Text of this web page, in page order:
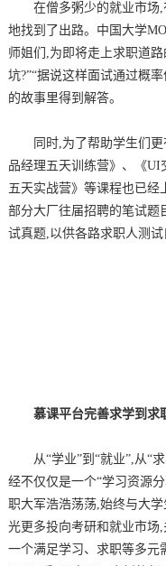
在僧多粥少的就业市场
地找到了出路。中国大学
师姐们,为即将走上求职道
坑?”“据说这样面试通过概
的故事里得到解答。
同时,为了帮助学生们
品经理五天训练营》、《UI
五天实战营》等课程也已经
部分大厂往届招聘的笔试题
试真题,以供各路求职人测试
慕课平台完善求学到求
从“学业”到“就业”,从“
经不仅仅是一个“学习资源
职大军浩浩荡荡,始终与大
光更多投向考研和就业市场
一个满足学习、求职等多元